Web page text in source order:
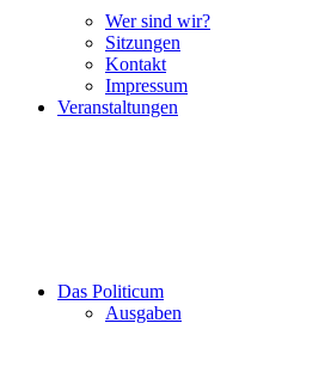
Wer sind wir?
Sitzungen
Kontakt
Impressum
Veranstaltungen
Das Politicum
Ausgaben